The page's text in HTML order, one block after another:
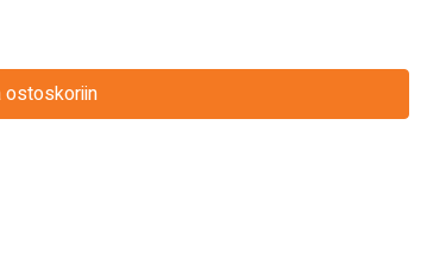
ostoskoriin